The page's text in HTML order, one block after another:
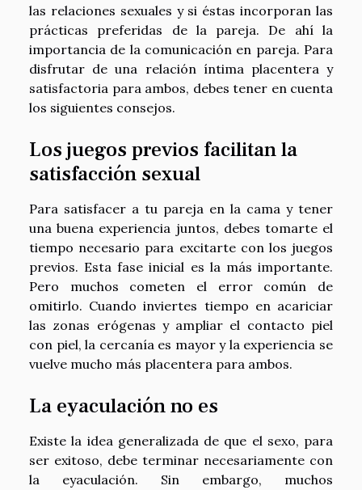
las relaciones sexuales y si éstas incorporan las
prácticas preferidas de la pareja. De ahí la
importancia de la comunicación en pareja. Para
disfrutar de una relación íntima placentera y
satisfactoria para ambos, debes tener en cuenta
los siguientes consejos.
Los juegos previos facilitan la
satisfacción sexual
Para satisfacer a tu pareja en la cama y tener
una buena experiencia juntos, debes tomarte el
tiempo necesario para excitarte con los juegos
previos. Esta fase inicial es la más importante.
Pero muchos cometen el error común de
omitirlo. Cuando inviertes tiempo en acariciar
las zonas erógenas y ampliar el contacto piel
con piel, la cercanía es mayor y la experiencia se
vuelve mucho más placentera para ambos.
La eyaculación no es
Existe la idea generalizada de que el sexo, para
ser exitoso, debe terminar necesariamente con
la eyaculación. Sin embargo, muchos